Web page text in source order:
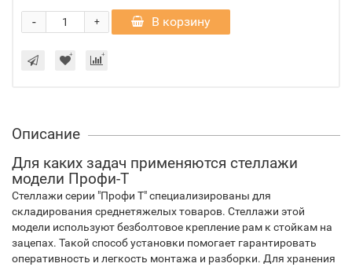
+
- В корзину
Описание
Для каких задач применяются стеллажи
модели Профи-Т
Стеллажи серии "Профи Т" специализированы для
складирования среднетяжелых товаров. Стеллажи этой
модели используют безболтовое крепление рам к стойкам на
зацепах. Такой способ установки помогает гарантировать
оперативность и легкость монтажа и разборки. Для хранения